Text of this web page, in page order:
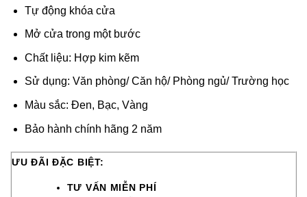
Tự động khóa cửa
Mở cửa trong một bước
Chất liệu: Hợp kim kẽm
Sử dụng: Văn phòng/ Căn hộ/ Phòng ngủ/ Trường học
Màu sắc: Đen, Bạc, Vàng
Bảo hành chính hãng 2 năm
ƯU ĐÃI ĐẶC BIỆT:
TƯ VẤN MIỄN PHÍ